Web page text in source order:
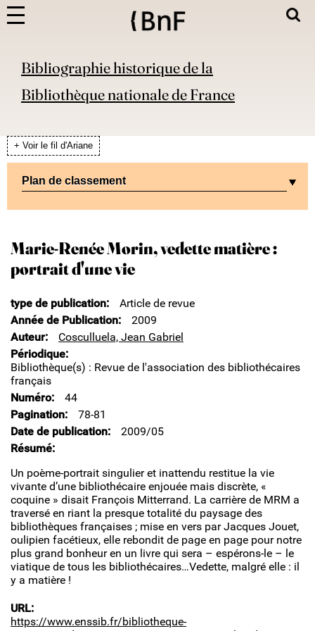
Bibliographie historique de la
Bibliothèque nationale de France
+ Voir le fil d'Ariane
Plan de classement
Marie-Renée Morin, vedette matière :
portrait d'une vie
type de publication
Article de revue
Année de Publication
2009
Auteur
Cosculluela, Jean Gabriel
Périodique
Bibliothèque(s) : Revue de l'association des bibliothécaires
français
Numéro
44
Pagination
78-81
Date de publication
2009/05
Résumé
Un poème-portrait singulier et inattendu restitue la vie
vivante d’une bibliothécaire enjouée mais discrète, «
coquine » disait François Mitterrand. La carrière de MRM a
traversé en riant la presque totalité du paysage des
bibliothèques françaises ; mise en vers par Jacques Jouet,
oulipien facétieux, elle rebondit de page en page pour notre
plus grand bonheur en un livre qui sera – espérons-le – le
viatique de tous les bibliothécaires…Vedette, malgré elle : il
y a matière !
URL
https://www.enssib.fr/bibliotheque-